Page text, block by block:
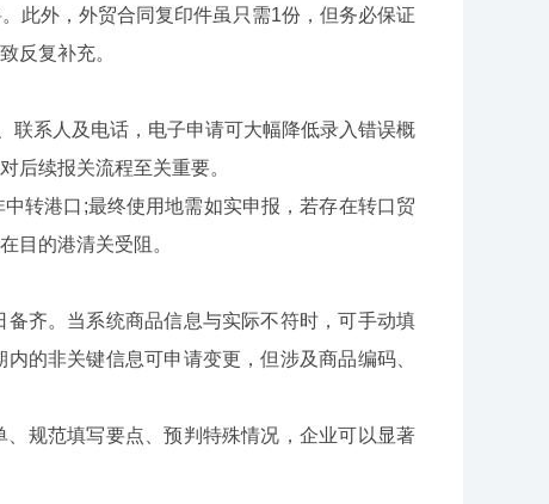
外，外贸合同复印件虽只需1份，但务必保证
反复补充。
系人及电话，电子申请可大幅降低录入错误概
后续报关流程至关重要。
转港口;最终使用地需如实申报，若存在转口贸
目的港清关受阻。
齐。当系统商品信息与实际不符时，可手动填
的非关键信息可申请变更，但涉及商品编码、
规范填写要点、预判特殊情况，企业可以显著